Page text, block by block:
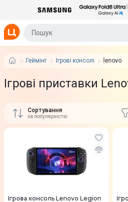
Геймінг Ігрові консолі lenovo
Ігрові приставки
Сортування
за популярністю
Ігрова консоль Lenovo Legion